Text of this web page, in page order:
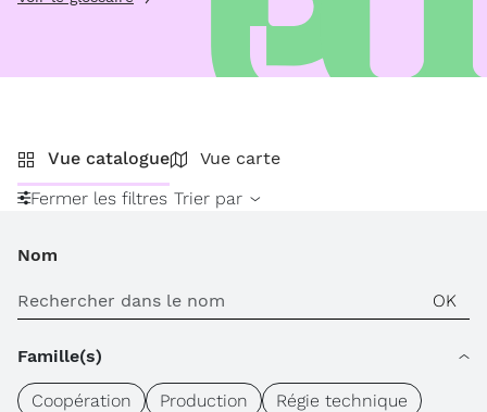
Vue catalogue
Vue carte
Fermer les filtres Trier par
Nom
Famille(s)
Coopération Production
Régie technique